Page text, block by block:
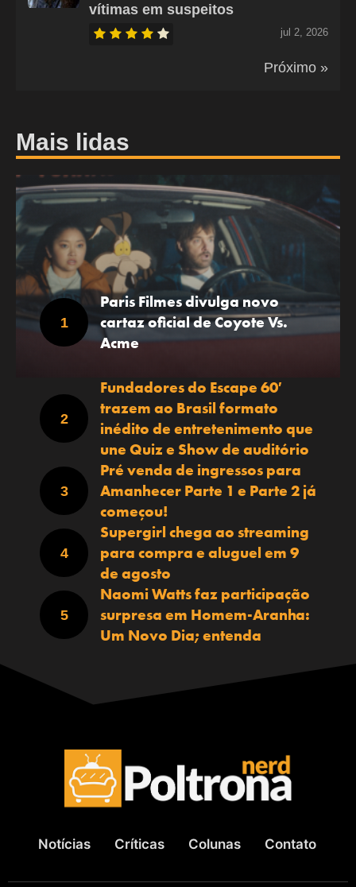
vítimas em suspeitos
jul 2, 2026
Próximo »
Mais lidas
Paris Filmes divulga novo
cartaz oficial de Coyote Vs.
Acme
Fundadores do Escape 60′
trazem ao Brasil formato
inédito de entretenimento que
une Quiz e Show de auditório
Pré venda de ingressos para
Amanhecer Parte 1 e Parte 2 já
começou!
Supergirl chega ao streaming
para compra e aluguel em 9
de agosto
Naomi Watts faz participação
surpresa em Homem-Aranha:
Um Novo Dia; entenda
Notícias Críticas Colunas Contato